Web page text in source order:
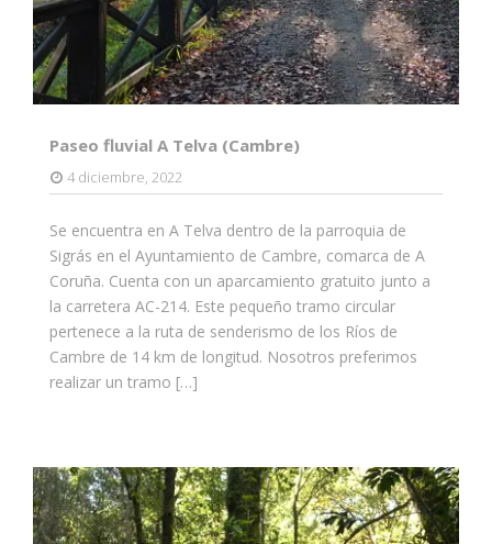
Paseo fluvial A Telva (Cambre)
4 diciembre, 2022
Se encuentra en A Telva dentro de la parroquia de
Sigrás en el Ayuntamiento de Cambre, comarca de A
Coruña. Cuenta con un aparcamiento gratuito junto a
la carretera AC-214. Este pequeño tramo circular
pertenece a la ruta de senderismo de los Ríos de
Cambre de 14 km de longitud. Nosotros preferimos
realizar un tramo […]